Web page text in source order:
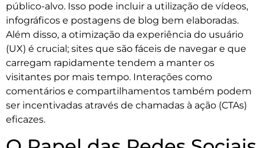
público-alvo. Isso pode incluir a utilização de vídeos,
infográficos e postagens de blog bem elaboradas.
Além disso, a otimização da experiência do usuário
(UX) é crucial; sites que são fáceis de navegar e que
carregam rapidamente tendem a manter os
visitantes por mais tempo. Interações como
comentários e compartilhamentos também podem
ser incentivadas através de chamadas à ação (CTAs)
eficazes.